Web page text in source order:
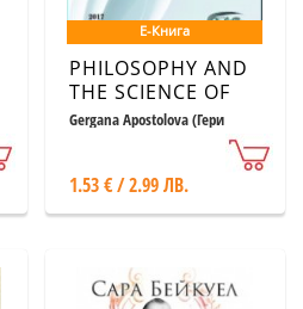
Е-Книга
PHILOSOPHY AND
THE SCIENCE OF
HEALTH
Gergana Apostolova (Гери
1.53 € / 2.99 ЛВ.